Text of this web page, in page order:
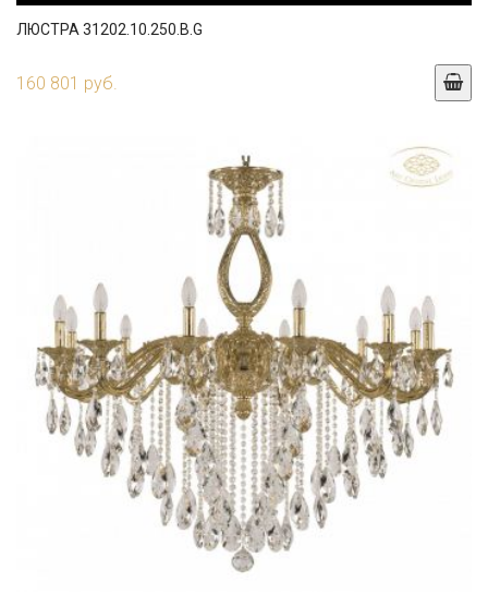
ЛЮСТРА 31202.10.250.B.G
160 801 руб.